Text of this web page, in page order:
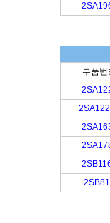
부품번